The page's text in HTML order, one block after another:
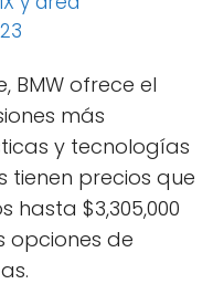
BMW ofrece el
más
y tecnologías
tienen precios que
hasta $3,305,000
opciones de